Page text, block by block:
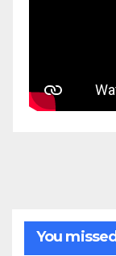
You missed